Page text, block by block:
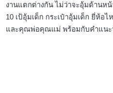
งานแตกต่างกัน ไม่ว่าจะอุ้มด้านห
10 เป้อุ้มเด็ก กระเป๋าอุ้มเด็ก ยี่ห้อ
และคุณพ่อคุณแม่ พร้อมกับคำแนะ